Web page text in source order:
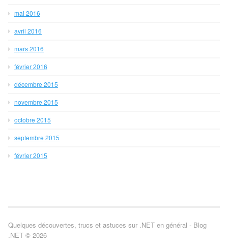
mai 2016
avril 2016
mars 2016
février 2016
décembre 2015
novembre 2015
octobre 2015
septembre 2015
février 2015
Quelques découvertes, trucs et astuces sur .NET en général - Blog
.NET © 2026